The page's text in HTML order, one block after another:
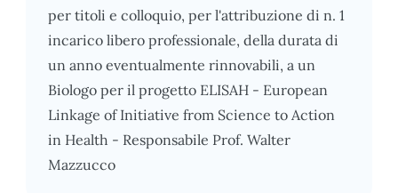
per titoli e colloquio, per l'attribuzione di n. 1
incarico libero professionale, della durata di
un anno eventualmente rinnovabili, a un
Biologo per il progetto ELISAH - European
Linkage of Initiative from Science to Action
in Health - Responsabile Prof. Walter
Mazzucco